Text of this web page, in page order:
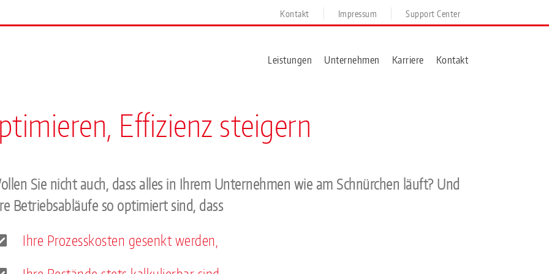
Kontakt Impressum Support Center
Leistungen Unternehmen Karriere Kontakt
Effizienz steigern
Sie nicht auch, dass alles in Ihrem Unternehmen wie am Schnürchen läuft? Und
Betriebsabläufe so optimiert sind, dass
Ihre Prozesskosten gesenkt werden,